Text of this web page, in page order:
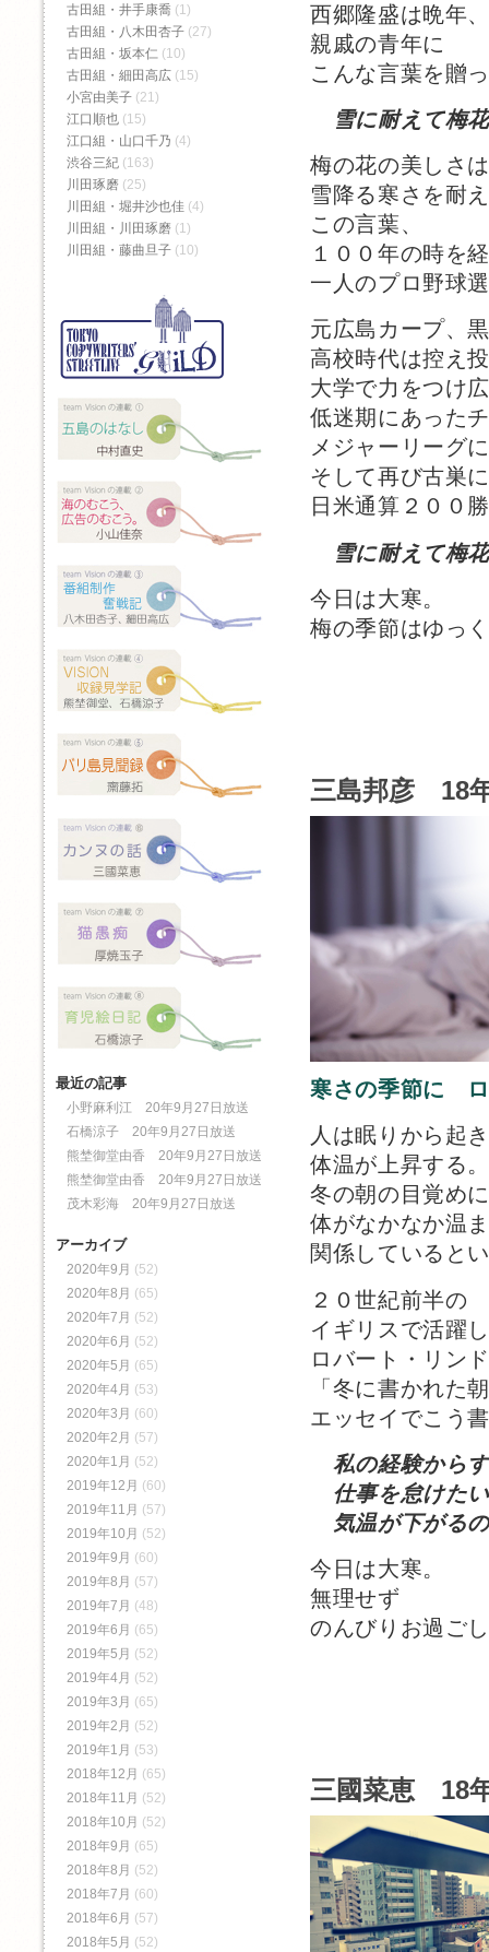
西郷隆盛は晩年
親戚の青年に
こんな言葉を贈
雪に耐えて梅
梅の花の美しさ
雪降る寒さを耐
この言葉、
１００年の時を
一人のプロ野球
元広島カープ、
高校時代は控え
大学で力をつけ
低迷期にあった
メジャーリーグ
そして再び古巣
日米通算２００
雪に耐えて梅
今日は大寒。
梅の季節はゆっ
三島邦彦 18
寒さの季節に
人は眠りから起
体温が上昇する
冬の朝の目覚め
体がなかなか温
関係していると
２０世紀前半の
イギリスで活躍
ロバート・リン
「冬に書かれた
エッセイでこう
私の経験から
仕事を怠けた
気温が下がる
今日は大寒。
無理せず
のんびりお過ご
三國菜恵 18
古田組・井手康喬 (1)
古田組・八木田杏子 (27)
古田組・坂本仁 (10)
古田組・細田高広 (15)
小宮由美子 (21)
江口順也 (15)
江口組・山口千乃 (4)
渋谷三紀 (163)
川田琢磨 (25)
川田組・堀井沙也佳 (4)
川田組・川田琢磨 (1)
川田組・藤曲旦子 (10)
最近の記事
小野麻利江 20年9月27日放送
石橋涼子 20年9月27日放送
熊埜御堂由香 20年9月27日放送
熊埜御堂由香 20年9月27日放送
茂木彩海 20年9月27日放送
アーカイブ
2020年9月 (52)
2020年8月 (65)
2020年7月 (52)
2020年6月 (52)
2020年5月 (65)
2020年4月 (53)
2020年3月 (60)
2020年2月 (57)
2020年1月 (52)
2019年12月 (60)
2019年11月 (57)
2019年10月 (52)
2019年9月 (60)
2019年8月 (57)
2019年7月 (48)
2019年6月 (65)
2019年5月 (52)
2019年4月 (52)
2019年3月 (65)
2019年2月 (52)
2019年1月 (53)
2018年12月 (65)
2018年11月 (52)
2018年10月 (52)
2018年9月 (65)
2018年8月 (52)
2018年7月 (60)
2018年6月 (57)
2018年5月 (52)